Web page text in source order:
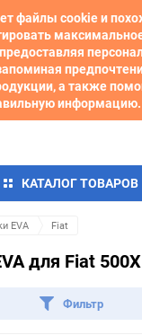
файлы cookie и
а также
информацию.
КАТАЛОГ ТОВАРОВ
EVA Fiat
для Fiat
Фильтр